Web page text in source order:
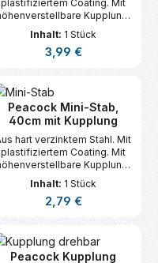
plastifiziertem Coating. Mit
Kupplung,
Inhalt: 1 Stück
Regulärer Preis:
3,99 €
Peacock Mini-Stab,
40cm mit Kupplung
hart verzinktem Stahl. Mit
plastifiziertem Coating. Mit
Kupplung,
Inhalt: 1 Stück
Regulärer Preis:
2,79 €
Peacock Kupplung